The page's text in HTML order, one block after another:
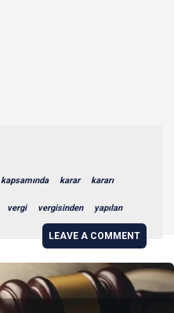
kapsamında karar kararı
vergi vergisinden yapılan
LEAVE A COMMENT